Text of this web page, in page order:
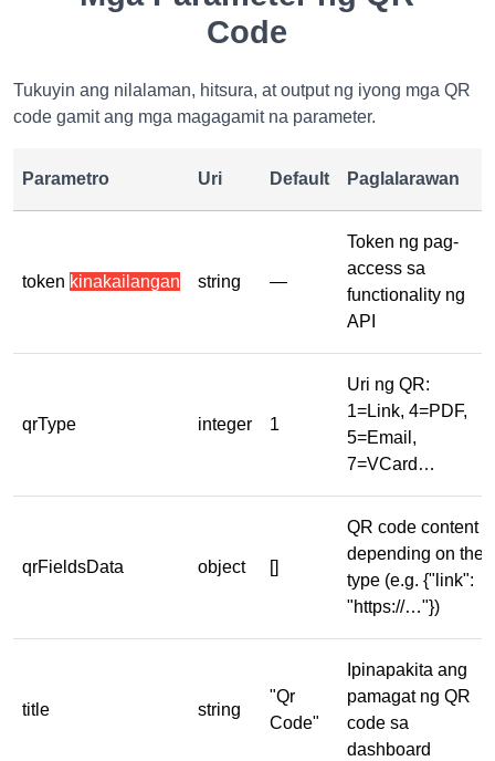
Code
Tukuyin ang nilalaman, hitsura, at output ng iyong mga QR
code gamit ang mga magagamit na parameter.
Parametro Uri Default Paglalarawan
token kinakailangan string —
Token ng pag-
access sa
functionality ng
API
qrType integer 1
Uri ng QR:
1=Link, 4=PDF,
5=Email,
7=VCard…
qrFieldsData object []
QR code content
depending on the
type (e.g. {"link":
"https://…"})
title string
"Qr
Code"
Ipinapakita ang
pamagat ng QR
code sa
dashboard